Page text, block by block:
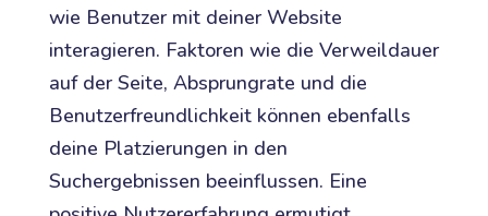
wie Benutzer mit deiner Website
interagieren. Faktoren wie die Verweildauer
auf der Seite, Absprungrate und die
Benutzerfreundlichkeit können ebenfalls
deine Platzierungen in den
Suchergebnissen beeinflussen. Eine